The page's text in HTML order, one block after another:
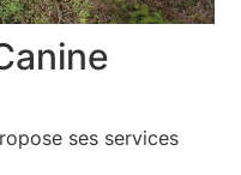
ses services